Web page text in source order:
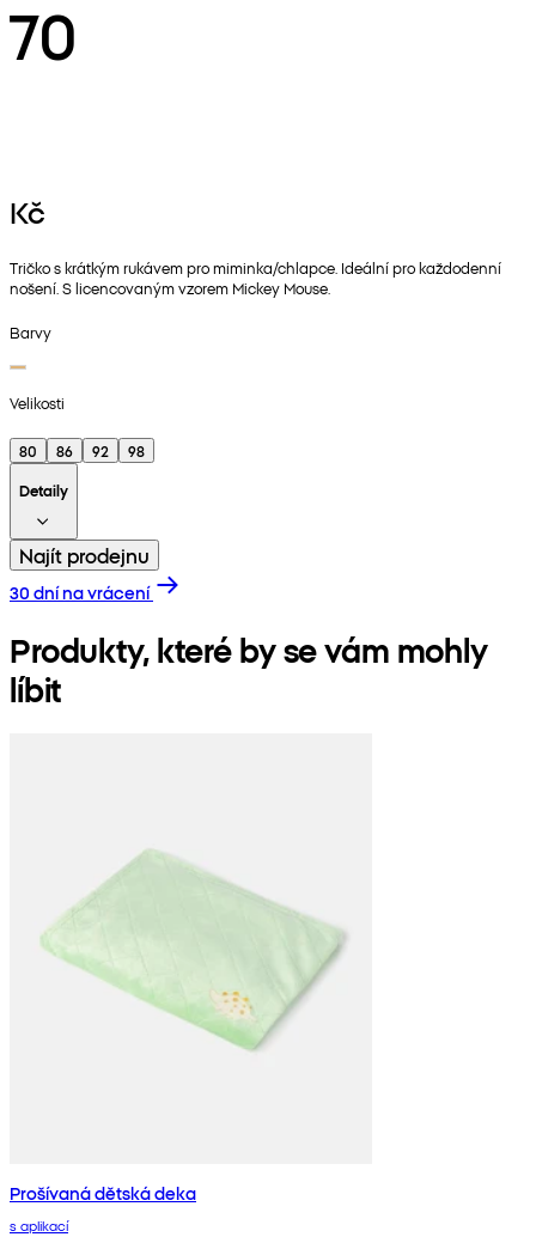
70
Kč
Tričko s krátkým rukávem pro miminka/chlapce. Ideální pro každodenní
nošení. S licencovaným vzorem Mickey Mouse.
Barvy
Velikosti
80 86 92
98
Detaily
Najít prodejnu
30 dní na vrácení
Produkty, které by se vám mohly
líbit
Prošívaná dětská deka
s aplikací